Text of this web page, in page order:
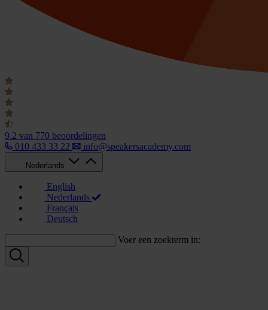
9.2 van 770 beoordelingen
010 433 33 22
info@speakersacademy.com
Nederlands
English
Nederlands
Français
Deutsch
Voer een zoekterm in: